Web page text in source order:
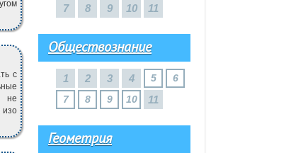
с
не
изо
7
8 9 10 11
Обществознание
1 2 3 4 5
6
7
8 9 10 11
Геометрия